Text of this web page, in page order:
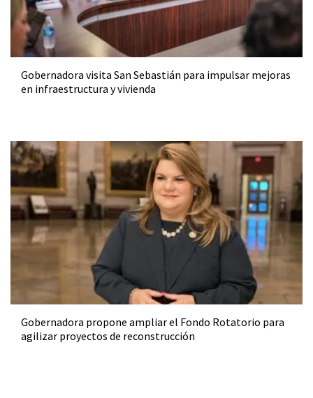
Gobernadora visita San Sebastián para impulsar mejoras
en infraestructura y vivienda
Gobernadora propone ampliar el Fondo Rotatorio para
agilizar proyectos de reconstrucción